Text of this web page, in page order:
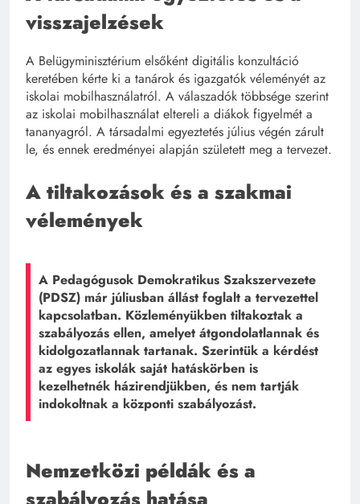
visszajelzések
A Belügyminisztérium elsőként digitális konzultáció
keretében kérte ki a tanárok és igazgatók véleményét az
iskolai mobilhasználatról. A válaszadók többsége szerint
az iskolai mobilhasználat eltereli a diákok figyelmét a
tananyagról. A társadalmi egyeztetés július végén zárult
le, és ennek eredményei alapján született meg a tervezet.
A tiltakozások és a szakmai
vélemények
A Pedagógusok Demokratikus Szakszervezete
(PDSZ) már júliusban állást foglalt a tervezettel
kapcsolatban. Közleményükben tiltakoztak a
szabályozás ellen, amelyet átgondolatlannak és
kidolgozatlannak tartanak. Szerintük a kérdést
az egyes iskolák saját hatáskörben is
kezelhetnék házirendjükben, és nem tartják
indokoltnak a központi szabályozást.
Nemzetközi példák és a